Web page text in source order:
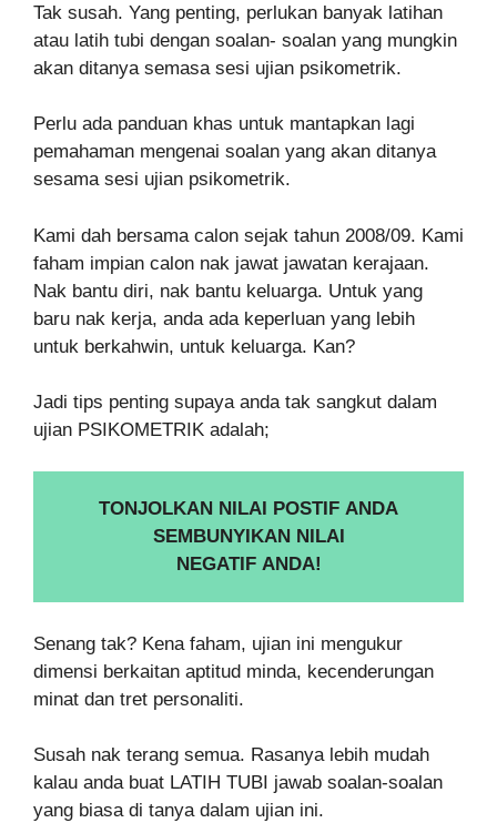
Tak susah. Yang penting, perlukan banyak latihan
atau latih tubi dengan soalan- soalan yang mungkin
akan ditanya semasa sesi ujian psikometrik.
Perlu ada panduan khas untuk mantapkan lagi
pemahaman mengenai soalan yang akan ditanya
sesama sesi ujian psikometrik.
Kami dah bersama calon sejak tahun 2008/09. Kami
faham impian calon nak jawat jawatan kerajaan.
Nak bantu diri, nak bantu keluarga. Untuk yang
baru nak kerja, anda ada keperluan yang lebih
untuk berkahwin, untuk keluarga. Kan?
Jadi tips penting supaya anda tak sangkut dalam
ujian PSIKOMETRIK adalah;
TONJOLKAN NILAI POSTIF ANDA
SEMBUNYIKAN NILAI
NEGATIF ANDA!
Senang tak? Kena faham, ujian ini mengukur
dimensi berkaitan aptitud minda, kecenderungan
minat dan tret personaliti.
Susah nak terang semua. Rasanya lebih mudah
kalau anda buat LATIH TUBI jawab soalan-soalan
yang biasa di tanya dalam ujian ini.